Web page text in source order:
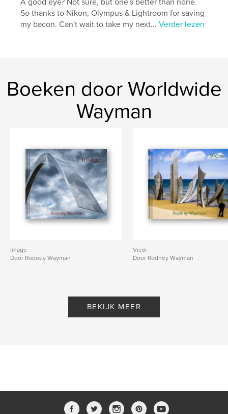
Salontafelboeken
Projectoptie:Groot liggend, 33×28 cm
Trefwoorden
photography , situations people , life ,
So thanks to Nikon, Olympus & Lightroom for saving
my bacon. Can't wait to take my next...Verder lezen
Boeken door Worldwide
Wayman
Image
Door Rodney Wayman
View
Door Rodney Wayman
BEKIJK MEER